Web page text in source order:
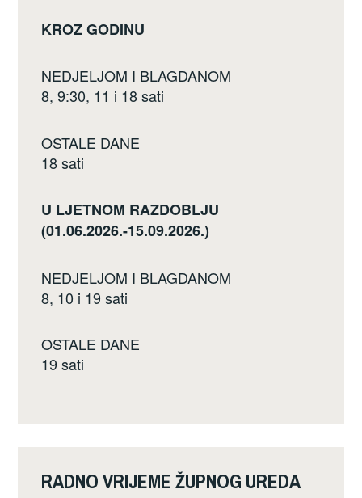
KROZ GODINU
NEDJELJOM I BLAGDANOM
8, 9:30, 11 i 18 sati
OSTALE DANE
18 sati
U LJETNOM RAZDOBLJU
(01.06.2026.-15.09.2026.)
NEDJELJOM I BLAGDANOM
8, 10 i 19 sati
OSTALE DANE
19 sati
RADNO VRIJEME ŽUPNOG UREDA